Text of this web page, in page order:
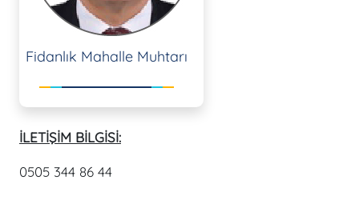
Fidanlık Mahalle Muhtarı
İLETİŞİM BİLGİSİ:
0505 344 86 44